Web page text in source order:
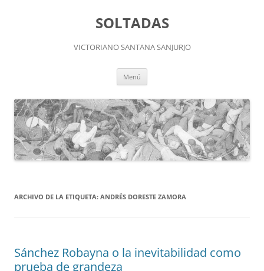
SOLTADAS
VICTORIANO SANTANA SANJURJO
Menú
ARCHIVO DE LA ETIQUETA: ANDRÉS DORESTE ZAMORA
Sánchez Robayna o la inevitabilidad como
prueba de grandeza